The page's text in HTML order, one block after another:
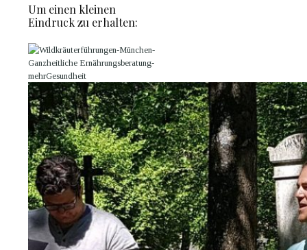
Um einen kleinen
Eindruck zu erhalten: